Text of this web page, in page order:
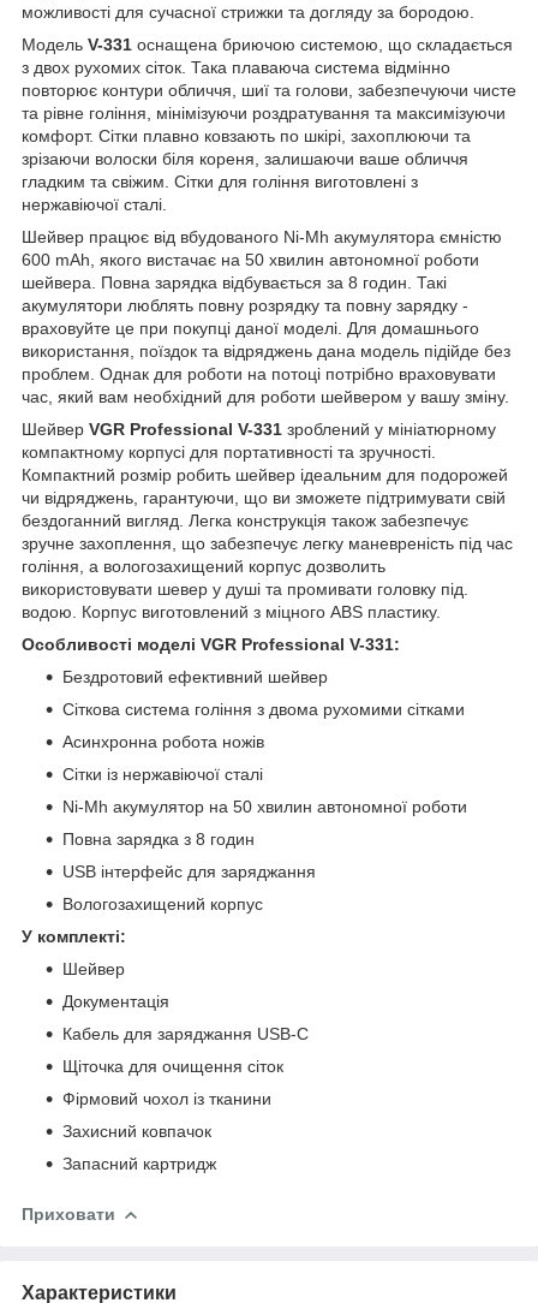
можливості для сучасної стрижки та догляду за бородою.
Модель V-331 оснащена бриючою системою, що складається
з двох рухомих сіток. Така плаваюча система відмінно
повторює контури обличчя, шиї та голови, забезпечуючи чисте
та рівне гоління, мінімізуючи роздратування та максимізуючи
комфорт. Сітки плавно ковзають по шкірі, захоплюючи та
зрізаючи волоски біля кореня, залишаючи ваше обличчя
гладким та свіжим. Сітки для гоління виготовлені з
нержавіючої сталі.
Шейвер працює від вбудованого Ni-Mh акумулятора ємністю
600 mAh, якого вистачає на 50 хвилин автономної роботи
шейвера. Повна зарядка відбувається за 8 годин. Такі
акумулятори люблять повну розрядку та повну зарядку -
враховуйте це при покупці даної моделі. Для домашнього
використання, поїздок та відряджень дана модель підійде без
проблем. Однак для роботи на потоці потрібно враховувати
час, який вам необхідний для роботи шейвером у вашу зміну.
Шейвер VGR Professional V-331 зроблений у мініатюрному
компактному корпусі для портативності та зручності.
Компактний розмір робить шейвер ідеальним для подорожей
чи відряджень, гарантуючи, що ви зможете підтримувати свій
бездоганний вигляд. Легка конструкція також забезпечує
зручне захоплення, що забезпечує легку маневреність під час
гоління, а вологозахищений корпус дозволить
використовувати шевер у душі та промивати головку під.
водою. Корпус виготовлений з міцного ABS пластику.
Особливості моделі VGR Professional V-331:
Бездротовий ефективний шейвер
Сіткова система гоління з двома рухомими сітками
Асинхронна робота ножів
Сітки із нержавіючої сталі
Ni-Mh акумулятор на 50 хвилин автономної роботи
Повна зарядка з 8 годин
USB інтерфейс для заряджання
Вологозахищений корпус
У комплекті:
Шейвер
Документація
Кабель для заряджання USB-C
Щіточка для очищення сіток
Фірмовий чохол із тканини
Захисний ковпачок
Запасний картридж
Приховати
Характеристики